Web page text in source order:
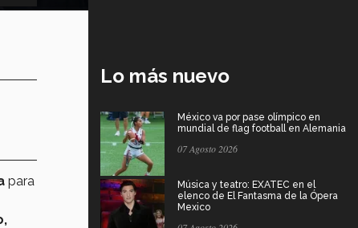
para
Lo más nuevo
México va por pase olímpico en
mundial de flag football en Alemania
07 Agosto 2026
Música y teatro: EXATEC en el
elenco de El Fantasma de la Ópera
Mexico